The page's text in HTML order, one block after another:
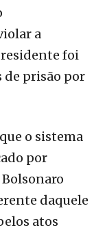
a
foi
de prisão por
o sistema
por
daquele
atos